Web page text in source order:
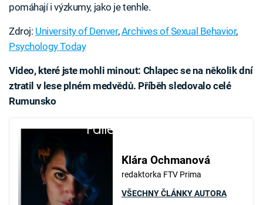
pomáhají i výzkumy, jako je tenhle.
Zdroj: University of Denver,Archives of Sexual Behavior,
Psychology Today
Video, které jste mohli minout: Chlapec se na několik dní
ztratil v lese plném medvědů. Příběh sledovalo celé
Rumunsko
Failed to fetch
Klára Ochmanová
redaktorka FTV Prima
VŠECHNY ČLÁNKY AUTORA